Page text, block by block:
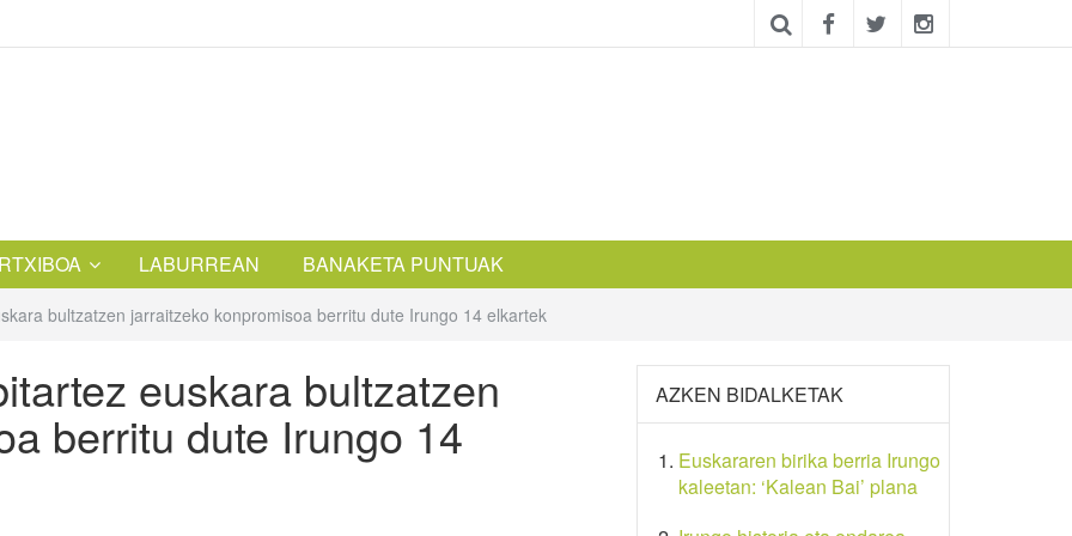
LABURREAN BANAKETA PUNTUAK
bultzatzen jarraitzeko konpromisoa berritu dute Irungo 14 elkartek
euskara bultzatzen
berritu dute Irungo 14
AZKEN BIDALKETAK
Euskararen birika berria Irungo
kaleetan: ‘Kalean Bai’ plana